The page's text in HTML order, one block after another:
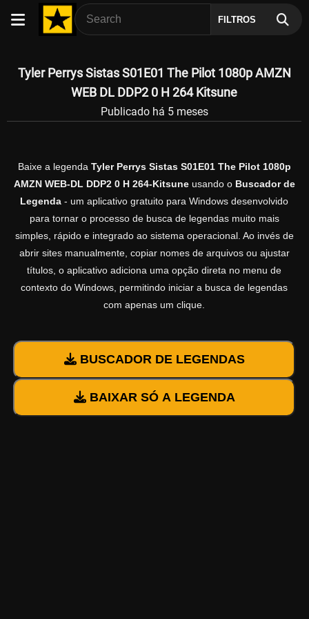
FILTROS
Tyler Perrys Sistas S01E01 The Pilot 1080p AMZN
WEB DL DDP2 0 H 264 Kitsune
Publicado há 5 meses
Baixe a legenda Tyler Perrys Sistas S01E01 The Pilot 1080p
AMZN WEB-DL DDP2 0 H 264-Kitsuneusando o Buscador de
Legenda - um aplicativo gratuito para Windows desenvolvido
para tornar o processo de busca de legendas muito mais
simples, rápido e integrado ao sistema operacional. Ao invés de
abrir sites manualmente, copiar nomes de arquivos ou ajustar
títulos, o aplicativo adiciona uma opção direta no menu de
contexto do Windows, permitindo iniciar a busca de legendas
com apenas um clique.
BUSCADOR DE LEGENDAS
BAIXAR SÓ A LEGENDA